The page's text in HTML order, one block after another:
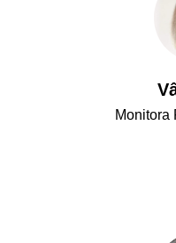
Monitora